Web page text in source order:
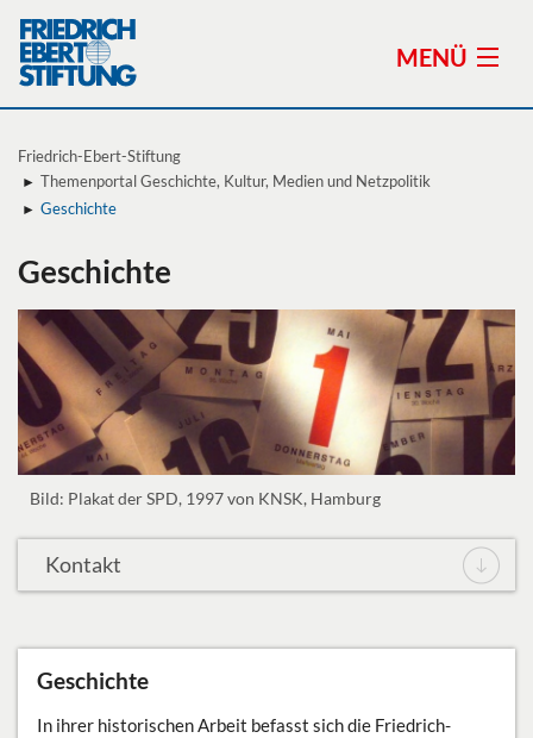
MENÜ
Themen
Stiftung
Standorte
Preise der Friedrich-Ebert-Stiftung
Veranstaltungen
Publikationen
Archiv der sozialen Demokratie
Presse
Friedrich-Ebert-Stiftung
Themenportal Geschichte, Kultur, Medien und Netzpolitik
Geschichte
Geschichte
Bild: Plakat der SPD, 1997 von KNSK, Hamburg
Kontakt
Geschichte
In ihrer historischen Arbeit befasst sich die Friedrich-